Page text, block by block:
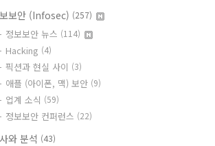
보안 (Infosec) (257)
정보보안 뉴스 (114)
Hacking (4)
픽션과 현실 사이 (3)
애플 (아이폰, 맥) 보안 (9)
업계 소식 (59)
정보보안 컨퍼런스 (22)
와 분석 (43)